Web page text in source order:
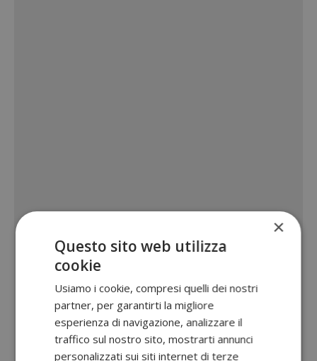
×
Questo sito web utilizza
cookie
Usiamo i cookie, compresi quelli dei nostri
partner, per garantirti la migliore
esperienza di navigazione, analizzare il
traffico sul nostro sito, mostrarti annunci
personalizzati sui siti internet di terze